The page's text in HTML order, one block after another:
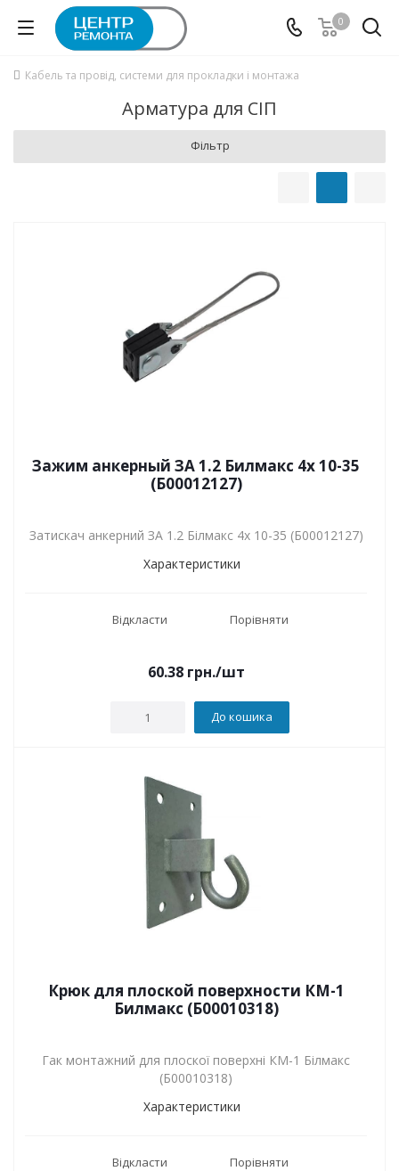
0
Кабель та провід, системи для прокладки і монтажа
Арматура для СІП
Фільтр
Зажим анкерный ЗА 1.2 Билмакс 4х 10-35
(Б00012127)
Затискач анкерний ЗА 1.2 Білмакс 4х 10-35 (Б00012127)
Характеристики
Відкласти Порівняти
60.38 грн./шт
До кошика
Крюк для плоской поверхности КМ-1
Билмакс (Б00010318)
Гак монтажний для плоскої поверхні КМ-1 Білмакс
(Б00010318)
Характеристики
Відкласти Порівняти